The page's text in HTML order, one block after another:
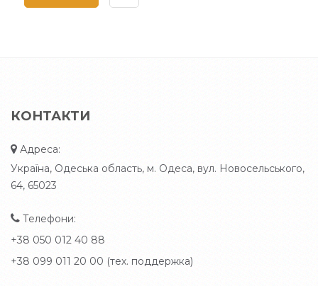
КОНТАКТИ
Адреса:
Україна, Одеська область, м. Одеса, вул. Новосельського,
64, 65023
Телефони:
+38 050 012 40 88
+38 099 011 20 00 (тех. поддержка)